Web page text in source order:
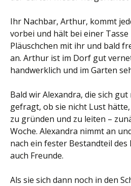
Ihr Nachbar, Arthur, kommt
vorbei und hält bei einer Tasse
Pläuschchen mit ihr und bald
an. Arthur ist im Dorf gut
handwerklich und im Garten
Bald wir Alexandra, die sich
gefragt, ob sie nicht Lust
zu gründen und zu leiten –
Woche. Alexandra nimmt an
nach ein fester Bestandteil
auch Freunde.
Als sie sich dann noch in den